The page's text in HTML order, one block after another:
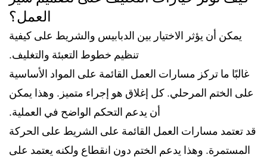
العمل؟
يمكن أن يؤثر الاختيار بين الدبابيس والشريط على كيفية
تنظيم خطوط التعبئة والتغليف.
غالبًا ما تركز مسارات العمل القائمة على المواد الأساسية
على الختم المرحلي. كل إغلاق هو إجراء متميز. وهذا يمكن
أن يدعم التحكم الواضح في العملية.
قد تعتمد مسارات العمل القائمة على الشريط على الحركة
المستمرة. وهذا يدعم الختم دون انقطاع ولكنه يعتمد على